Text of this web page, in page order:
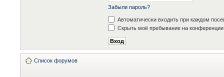
Забыли пароль?
Автоматически входить при каждом
Скрыть моё пребывание на конференции
Список форумов